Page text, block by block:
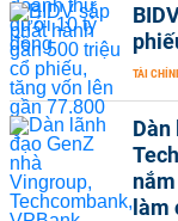
TÀI
Dàn
làm